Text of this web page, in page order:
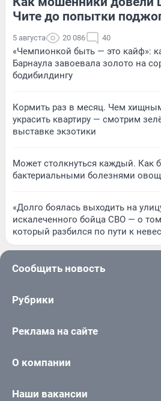
Чите до попытки
5 августа 20 086 40
«Чемпионкой быть — это кайф»:
Барнаула завоевала золото на
бодибилдингу
Кормить раз в месяц. Чем
украсить квартиру — смотрим
выставке экзотики
Может столкнуться каждый. Как
бактериальными болезнями
«Долго боялась выходить на
искалеченного бойца СВО — о
который разбился по пути к
Сообщить новость
Рубрики
Реклама на сайте
О компании
Наши вакансии